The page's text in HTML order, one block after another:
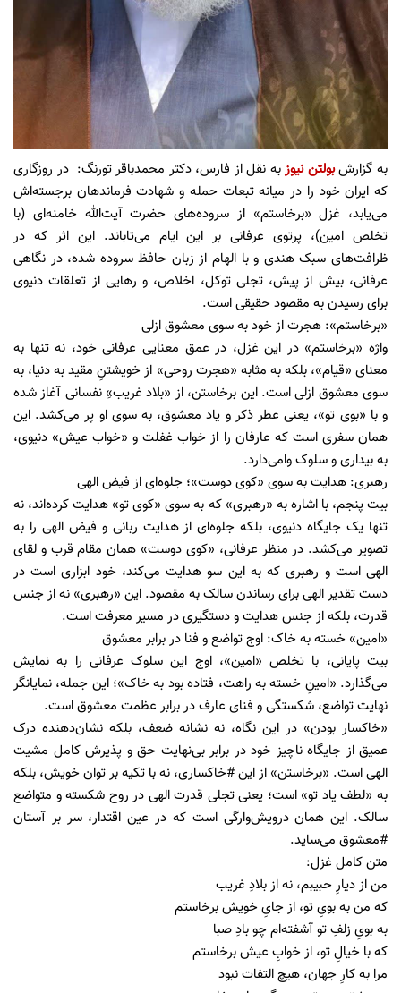
به گزارشبولتن نیوزبه نقل از فارس، دکتر محمدباقر تورنگ: در روزگاری
که ایران خود را در میانه تبعات حمله و شهادت فرماندهان برجسته‌اش
می‌یابد، غزل «برخاستم» از سروده‌های حضرت آیت‌الله خامنه‌ای (با
تخلص امین)، پرتوی عرفانی بر این ایام می‌تاباند. این اثر که در
ظرافت‌های سبک هندی و با الهام از زبان حافظ سروده شده، در نگاهی
عرفانی، بیش از پیش، تجلی توکل، اخلاص، و رهایی از تعلقات دنیوی
برای رسیدن به مقصود حقیقی است.
«برخاستم»: هجرت از خود به سوی معشوق ازلی
واژه «برخاستم» در این غزل، در عمق معنایی عرفانی خود، نه تنها به
معنای «قیام»، بلکه به مثابه «هجرت روحی» از خویشتنِ مقید به دنیا، به
سوی معشوق ازلی است. این برخاستن، از «بلاد غریب»ِ نفسانی آغاز شده
و با «بوی تو»، یعنی عطر ذکر و یاد معشوق، به سوی او پر می‌کشد. این
همان سفری است که عارفان را از خواب غفلت و «خواب عیش» دنیوی،
به بیداری و سلوک وامی‌دارد.
رهبری: هدایت به سوی «کوی دوست»؛ جلوه‌ای از فیض الهی
بیت پنجم، با اشاره به «رهبری» که به سوی «کوی تو» هدایت کرده‌اند، نه
تنها یک جایگاه دنیوی، بلکه جلوه‌ای از هدایت ربانی و فیض الهی را به
تصویر می‌کشد. در منظر عرفانی، «کوی دوست» همان مقام قرب و لقای
الهی است و رهبری که به این سو هدایت می‌کند، خود ابزاری است در
دست تقدیر الهی برای رساندن سالک به مقصود. این «رهبری» نه از جنس
قدرت، بلکه از جنس هدایت و دستگیری در مسیر معرفت است.
«امین» خسته به خاک: اوج تواضع و فنا در برابر معشوق
بیت پایانی، با تخلص «امین»، اوج این سلوک عرفانی را به نمایش
می‌گذارد. «امینِ خسته به راهت، فتاده بود به خاک»؛ این جمله، نمایانگر
نهایت تواضع، شکستگی و فنای عارف در برابر عظمت معشوق است.
«خاکسار بودن» در این نگاه، نه نشانه ضعف، بلکه نشان‌دهنده درک
عمیق از جایگاه ناچیز خود در برابر بی‌نهایت حق و پذیرش کامل مشیت
الهی است. «برخاستن» از این #خاکساری، نه با تکیه بر توان خویش، بلکه
به «لطف یاد تو» است؛ یعنی تجلی قدرت الهی در روح شکسته و متواضع
سالک. این همان درویش‌وارگی است که در عین اقتدار، سر بر آستان
#معشوق می‌ساید.
متن کامل غزل:
من از دیارِ حبیبم، نه از بلادِ غریب
که من به بویِ تو، از جایِ خویش برخاستم
به بویِ زلفِ تو آشفته‌ام چو بادِ صبا
که با خیالِ تو، از خوابِ عیش برخاستم
مرا به کارِ جهان، هیچ التفات نبود